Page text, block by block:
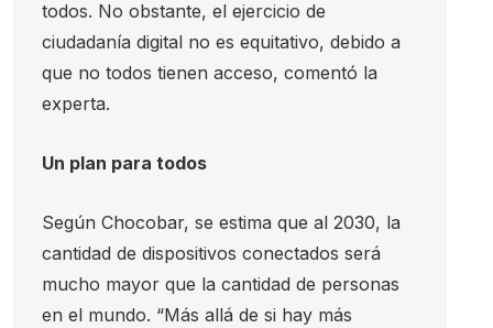
todos. No obstante, el ejercicio de
ciudadanía digital no es equitativo, debido a
que no todos tienen acceso, comentó la
experta.
Un plan para todos
Según Chocobar, se estima que al 2030, la
cantidad de dispositivos conectados será
mucho mayor que la cantidad de personas
en el mundo. “Más allá de si hay más